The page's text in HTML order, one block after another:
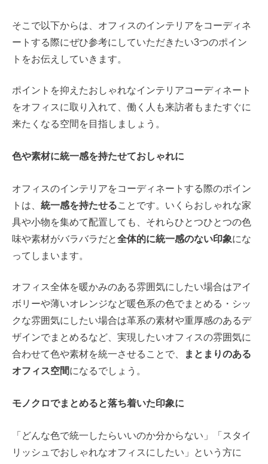
そこで以下からは、オフィスのインテリアをコーディネ
ートする際にぜひ参考にしていただきたい3つのポイン
トをお伝えしていきます。
ポイントを抑えたおしゃれなインテリアコーディネート
をオフィスに取り入れて、働く人も来訪者もまたすぐに
来たくなる空間を目指しましょう。
色や素材に統一感を持たせておしゃれに
オフィスのインテリアをコーディネートする際のポイン
トは、 統一感を持たせることです。いくらおしゃれな家
具や小物を集めて配置しても、それらひとつひとつの色
味や素材がバラバラだと全体的に統一感のない印象にな
ってしまいます。
オフィス全体を暖かみのある雰囲気にしたい場合はアイ
ボリーや薄いオレンジなど暖色系の色でまとめる・シッ
クな雰囲気にしたい場合は革系の素材や重厚感のあるデ
ザインでまとめるなど、実現したいオフィスの雰囲気に
合わせて色や素材を統一させることで、
まとまりのある
オフィス空間になるでしょう。
モノクロでまとめると落ち着いた印象に
「どんな色で統一したらいいのか分からない」「スタイ
リッシュでおしゃれなオフィスにしたい」という方に